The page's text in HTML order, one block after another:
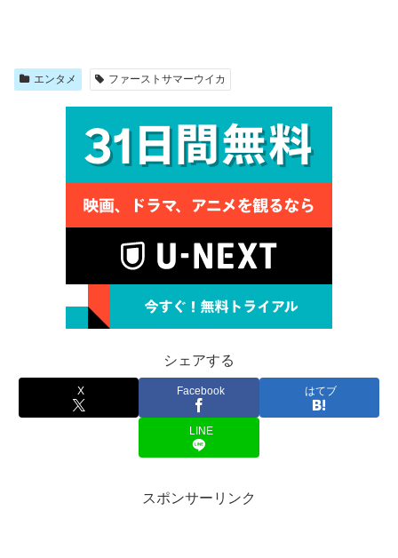
エンタメ ファーストサマーウイカ
シェアする
X Facebook はてブ
LINE
スポンサーリンク